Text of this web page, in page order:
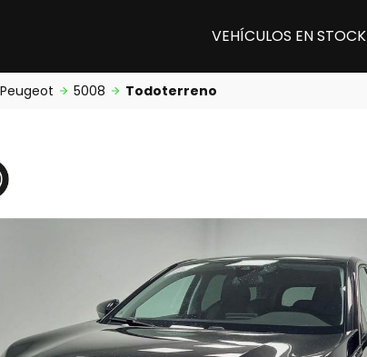
VEHÍCULOS EN STOCK
Peugeot 5008 Todoterreno